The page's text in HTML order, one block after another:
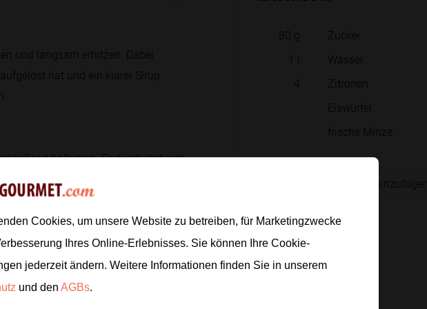
80 g
Zucker
1
Wasser
4
Zitronen
Eiswürfel
frische Minze
Zur Einkaufsliste hinzufügen
und langsam erhitzen. Dabei
hat und ein klarer Sirup
halbieren. Dadurch löst sich
den Saft durch ein feines Sieb
direkt in die Karaffe geben.
etwas kräftiger und frischer.
Cookies, um unsere Website zu betreiben, für Marketingzwecke
Ihres Online-Erlebnisses. Sie können Ihre Cookie-
jederzeit ändern. Weitere Informationen finden Sie in unserem
und den AGBs.